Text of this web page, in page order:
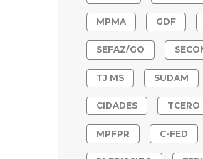
MPMA GDF
SEFAZ/GO
TJ MS SUDAM
CIDADES TCERO
MPFPR C-FED